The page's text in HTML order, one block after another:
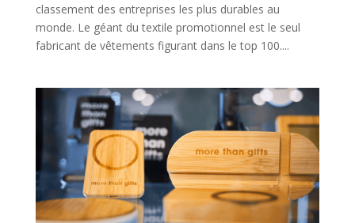
classement des entreprises les plus durables au
monde. Le géant du textile promotionnel est le seul
fabricant de vêtements figurant dans le top 100....